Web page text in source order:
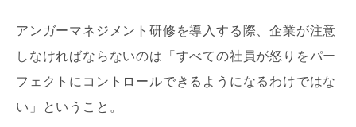
アンガーマネジメント研修を導入する際、企業が注意
しなければならないのは「すべての社員が怒りをパー
フェクトにコントロールできるようになるわけではな
い」ということ。